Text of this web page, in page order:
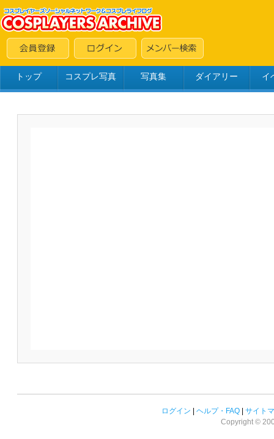
トップ コスプレ写真 写真集 ダイアリー イ
ログイン ヘルプ・FAQ
サイト
Copyright ©